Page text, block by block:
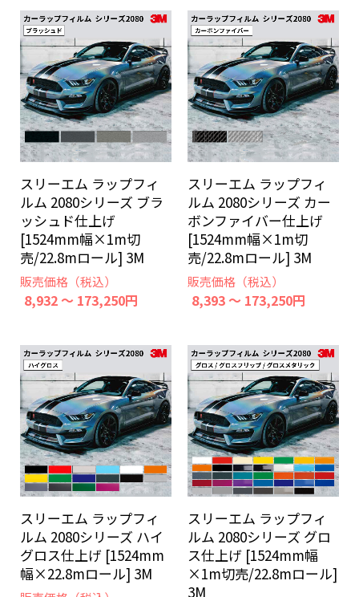
スリーエム ラップフィ
ルム 2080シリーズ ブラ
ッシュド仕上げ
[1524mm幅×1m切
売/22.8mロール] 3M
販売価格（税込）
8,932 ～ 173,250円
スリーエム ラップフィ
ルム 2080シリーズ カー
ボンファイバー仕上げ
[1524mm幅×1m切
売/22.8mロール] 3M
販売価格（税込）
8,393 ～ 173,250円
スリーエム ラップフィ
ルム 2080シリーズ ハイ
グロス仕上げ [1524mm
幅×22.8mロール] 3M
スリーエム ラップフィ
ルム 2080シリーズ グロ
ス仕上げ [1524mm幅
×1m切売/22.8mロール]
3M